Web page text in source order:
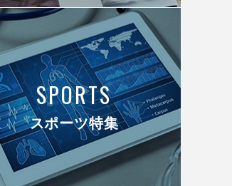
SPORTS
スポーツ特集